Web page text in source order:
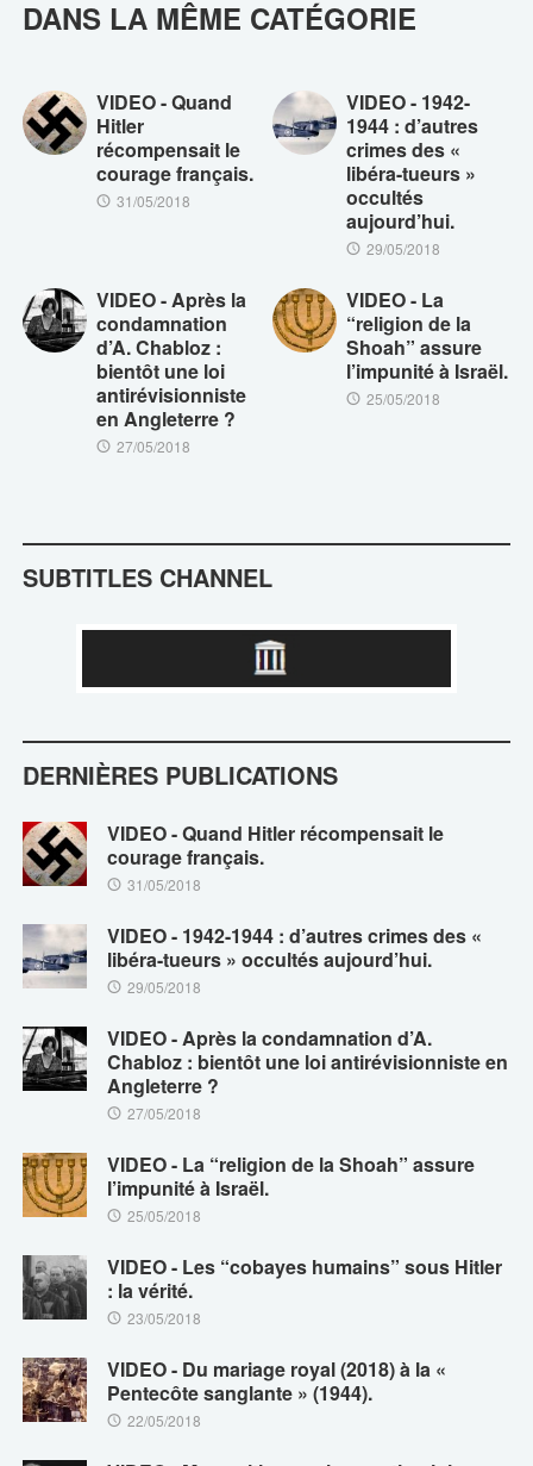
DANS LA MÊME CATÉGORIE
VIDEO - Quand
Hitler
récompensait le
courage français.
31/05/2018
VIDEO - 1942-
1944 : d’autres
crimes des «
libéra-tueurs »
occultés
aujourd’hui.
29/05/2018
VIDEO - Après la
condamnation
d’A. Chabloz :
bientôt une loi
antirévisionniste
en Angleterre ?
27/05/2018
VIDEO - La
“religion de la
Shoah” assure
l’impunité à Israël.
25/05/2018
SUBTITLES CHANNEL
DERNIÈRES PUBLICATIONS
VIDEO - Quand Hitler récompensait le
courage français.
31/05/2018
VIDEO - 1942-1944 : d’autres crimes des «
libéra-tueurs » occultés aujourd’hui.
29/05/2018
VIDEO - Après la condamnation d’A.
Chabloz : bientôt une loi antirévisionniste en
Angleterre ?
27/05/2018
VIDEO - La “religion de la Shoah” assure
l’impunité à Israël.
25/05/2018
VIDEO - Les “cobayes humains” sous Hitler
: la vérité.
23/05/2018
VIDEO - Du mariage royal (2018) à la «
Pentecôte sanglante » (1944).
22/05/2018